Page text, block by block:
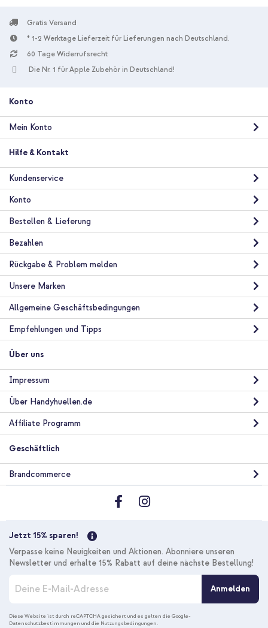
Gratis Versand
* 1-2 Werktage Lieferzeit für Lieferungen nach Deutschland.
60 Tage Widerrufsrecht
Die Nr. 1 für Apple Zubehör in Deutschland!
Konto
Mein Konto
Hilfe & Kontakt
Kundenservice
Konto
Bestellen & Lieferung
Bezahlen
Rückgabe & Problem melden
Unsere Marken
Allgemeine Geschäftsbedingungen
Empfehlungen und Tipps
Über uns
Impressum
Über Handyhuellen.de
Affiliate Programm
Geschäftlich
Brandcommerce
Jetzt 15% sparen!
Verpasse keine Neuigkeiten und Aktionen. Abonniere unseren
Newsletter und erhalte 15% Rabatt auf deine nächste Bestellung!
d
e
Anmelden
Diese Website ist durch reCAPTCHA gesichert und es gelten dieGoogle-
Datenschutzbestimmungen und die Nutzungsbedingungen.